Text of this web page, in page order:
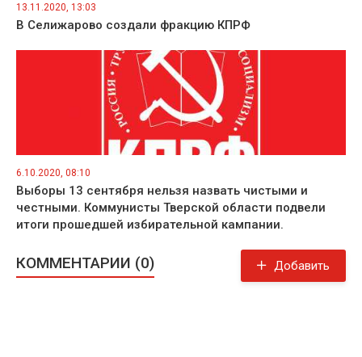
13.11.2020, 13:03
В Селижарово создали фракцию КПРФ
6.10.2020, 08:10
Выборы 13 сентября нельзя назвать чистыми и
честными. Коммунисты Тверской области подвели
итоги прошедшей избирательной кампании.
КОММЕНТАРИИ (0) Добавить